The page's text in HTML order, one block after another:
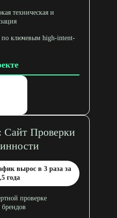
техническая и
по ключевым high-intent-
Сайт Проверки
вырос в 3 раза за
года
проверке